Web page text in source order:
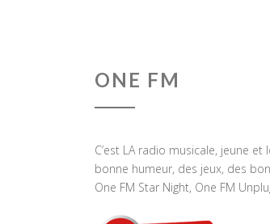
ONE FM
C’est LA radio musicale, jeune
bonne humeur, des jeux, des
One FM Star Night, One FM